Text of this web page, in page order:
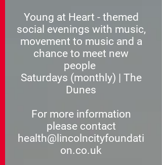
Young at Heart - themed
social evenings with music,
movement to music and a
chance to meet new
people
Saturdays (monthly) | The
Dunes
For more information
please contact
health@lincolncityfoundati
on.co.uk